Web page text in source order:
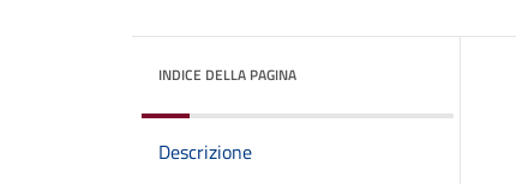
INDICE DELLA PAGINA
Descrizione